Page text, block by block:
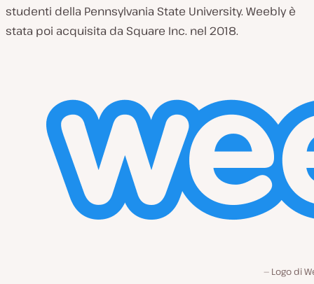
studenti della Pennsylvania State University. Weebly è
stata poi acquisita da Square Inc. nel 2018.
Logo di